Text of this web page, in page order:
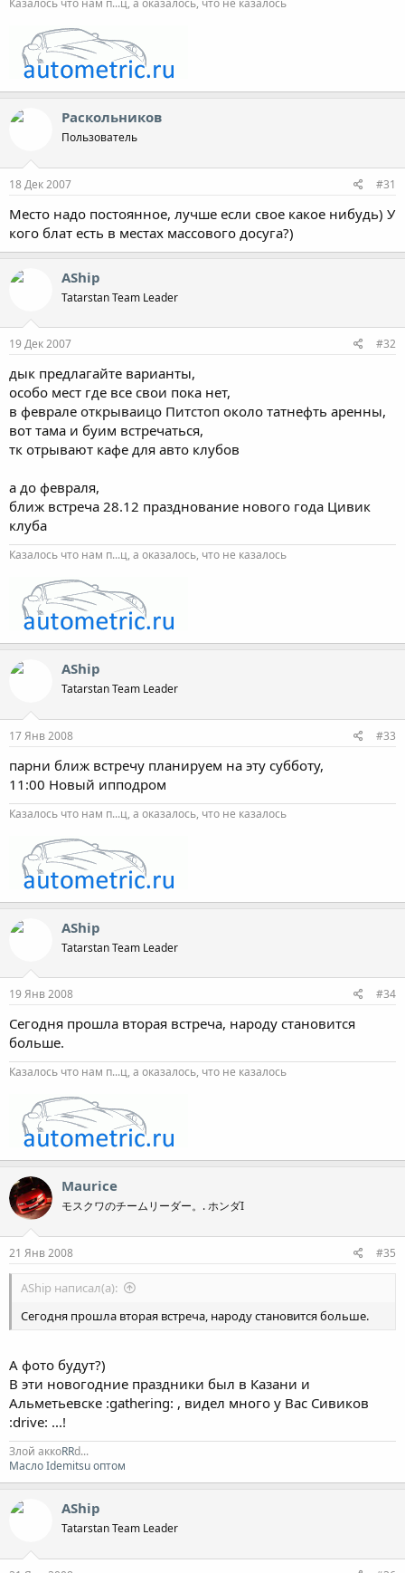
Казалось что нам п...ц, а оказалось, что не казалось
Раскольников
Пользователь
18 Дек 2007 #31
Место надо постоянное, лучше если свое какое нибудь) У
кого блат есть в местах массового досуга?)
AShip
Tatarstan Team Leader
19 Дек 2007 #32
дык предлагайте варианты,
особо мест где все свои пока нет,
в феврале открываицо Питстоп около татнефть аренны,
вот тама и буим встречаться,
тк отрывают кафе для авто клубов
а до февраля,
ближ встреча 28.12 празднование нового года Цивик
клуба
Казалось что нам п...ц, а оказалось, что не казалось
AShip
Tatarstan Team Leader
17 Янв 2008 #33
парни ближ встречу планируем на эту субботу,
11:00 Новый ипподром
Казалось что нам п...ц, а оказалось, что не казалось
AShip
Tatarstan Team Leader
19 Янв 2008 #34
Сегодня прошла вторая встреча, народу становится
больше.
Казалось что нам п...ц, а оказалось, что не казалось
Maurice
モスクワのチームリーダー。. ホンダI
21 Янв 2008 #35
AShip написал(а):
Сегодня прошла вторая встреча, народу становится больше.
А фото будут?)
В эти новогодние праздники был в Казани и
Альметьевске :gathering: , видел много у Вас Сивиков
:drive: ...!
Злой аккоRRd...
Масло Idemitsu оптом
AShip
Tatarstan Team Leader